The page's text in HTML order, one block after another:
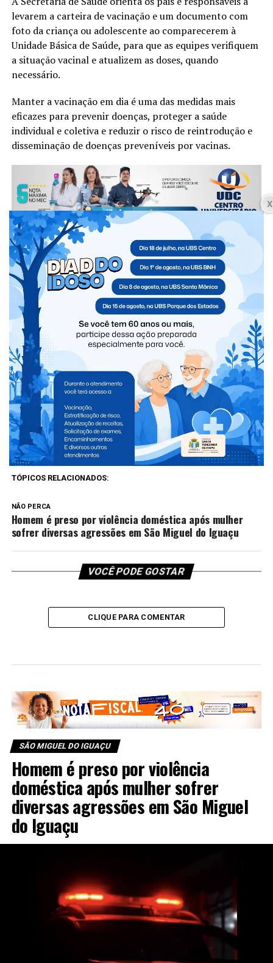
levarem a carteira de vacinação e um documento com
foto da criança ou adolescente ao comparecerem à
Unidade Básica de Saúde, para que as equipes verifiquem
a situação vacinal e atualizem as doses, quando
necessário.
Manter a vacinação em dia é uma das medidas mais
eficazes para prevenir doenças, proteger a saúde
individual e coletiva e reduzir o risco de reintrodução e
disseminação de doenças preveníveis por vacinas.
“Vacinar é um ato de cuidado e de responsabilidade
coletiva. Orientamos os pais e responsáveis a conferirem
a caderneta de vacinação de seus filhos e procurarem a
Unidade Básica de Saúde sempre que houver alguma
dose em atraso. Manter a vacinação em dia protege não
apenas quem recebe a vacina, mas toda a comunidade”,
ressaltou a secretária de Saúde, Fernanda Moreira
Prestes.
Compartilhe isso
TÓPICOS RELACIONADOS:
NÃO PERCA
Homem é preso por violência doméstica após mulher
sofrer diversas agressões em São Miguel do Iguaçu
VOCÊ PODE GOSTAR
CLIQUE PARA COMENTAR
SÃO MIGUEL DO IGUAÇU
Homem é preso por violência
doméstica após mulher sofrer
diversas agressões em São Miguel
do Iguaçu